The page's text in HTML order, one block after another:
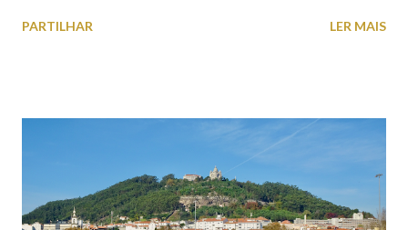
subterrâneos) perto do centro da cidade (entenda-se por
subterrâneos. O Parque da Estação Viana Shopping é grátis de
2ª a 5ª feira a partir das 20:00 (DIAS ÚTEIS)
PARTILHAR LER MAIS